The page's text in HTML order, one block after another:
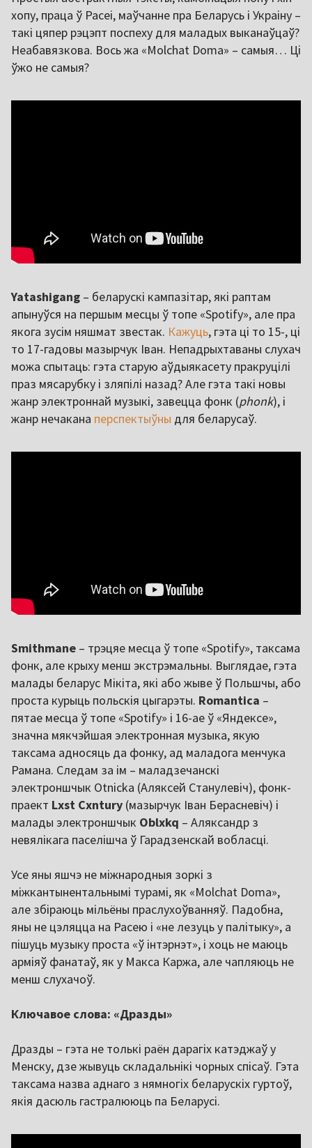
хопу, праца ў Расеі, маўчанне пра Беларусь і Украіну –
такі цяпер рэцэпт поспеху для маладых выканаўцаў?
Неабавязкова. Вось жа «Molchat Doma» – самыя… Ці
ўжо не самыя?
Yatashigang – беларускі кампазітар, які раптам
апынуўся на першым месцы ў топе «Spotify», але пра
якога зусім няшмат звестак. Кажуць, гэта ці то 15-, ці
то 17-гадовы мазырчук Іван. Непадрыхтаваны слухач
можа спытаць: гэта старую аўдыякасету пракруцілі
праз мясарубку і зляпілі назад? Але гэта такі новы
жанр электроннай музыкі, завецца фонк (phonk), і
жанр нечакана перспектыўны для беларусаў.
Smithmane – трэцяе месца ў топе «Spotify», таксама
фонк, але крыху менш экстрэмальны. Выглядае, гэта
малады беларус Мікіта, які або жыве ў Польшчы, або
проста курыць польскія цыгарэты. Romantica –
пятае месца ў топе «Spotify» і 16-ае ў «Яндексе»,
значна мякчэйшая электронная музыка, якую
таксама адносяць да фонку, ад маладога менчука
Рамана. Следам за ім – маладзечанскі
электроншчык Otnicka (Аляксей Станулевіч), фонк-
праект Lxst Cxntury (мазырчук Іван Берасневіч) і
малады электроншчык Oblxkq – Аляксандр з
невялікага паселішча ў Гарадзенскай вобласці.
Усе яны яшчэ не міжнародныя зоркі з
міжкантынентальнымі турамі, як «Molchat Doma»,
але збіраюць мільёны праслухоўванняў. Падобна,
яны не цэляцца на Расею і «не лезуць у палітыку», а
пішуць музыку проста «ў інтэрнэт», і хоць не маюць
арміяў фанатаў, як у Макса Каржа, але чапляюць не
менш слухачоў.
Ключавое слова: «Дразды»
Дразды – гэта не толькі раён дарагіх катэджаў у
Менску, дзе жывуць складальнікі чорных спісаў. Гэта
таксама назва аднаго з нямногіх беларускіх гуртоў,
якія дасюль гастралююць па Беларусі.